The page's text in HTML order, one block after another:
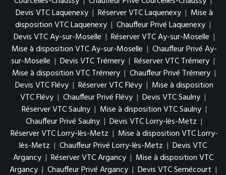
Devis VTC Laquenexy | Réserver VTC Laquenexy | Mise à
disposition VTC Laquenexy | Chauffeur Privé Laquenexy |
Devis VTC Ay-sur-Moselle | Réserver VTC Ay-sur-Moselle |
Mise à disposition VTC Ay-sur-Moselle | Chauffeur Privé Ay-
sur-Moselle | Devis VTC Trémery | Réserver VTC Trémery |
Mise à disposition VTC Trémery | Chauffeur Privé Trémery |
Devis VTC Flévy | Réserver VTC Flévy | Mise à disposition
VTC Flévy | Chauffeur Privé Flévy | Devis VTC Saulny |
Réserver VTC Saulny | Mise à disposition VTC Saulny |
Chauffeur Privé Saulny | Devis VTC Lorry-lès-Metz |
Réserver VTC Lorry-lès-Metz | Mise à disposition VTC Lorry-
lès-Metz | Chauffeur Privé Lorry-lès-Metz | Devis VTC
Argancy | Réserver VTC Argancy | Mise à disposition VTC
Argancy | Chauffeur Privé Argancy | Devis VTC Semécourt |